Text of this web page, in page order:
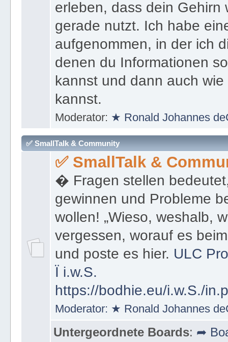
noch heute die ersten
erleben, dass dein Gehirn
gerade nutzt. Ich habe
aufgenommen, in der ich
denen du Informationen
kannst und dann auch
kannst.
Moderator:★ Ronald Johannes
✅ SmallTalk & Community
✅ SmallTalk &
� Fragen stellen
gewinnen und Probleme
wollen! „Wieso, weshalb,
vergessen, worauf es
und poste es hier.
Ïi.w.S.
https://bodhie.eu/i.w.S./
Moderator:★ Ronald Johannes